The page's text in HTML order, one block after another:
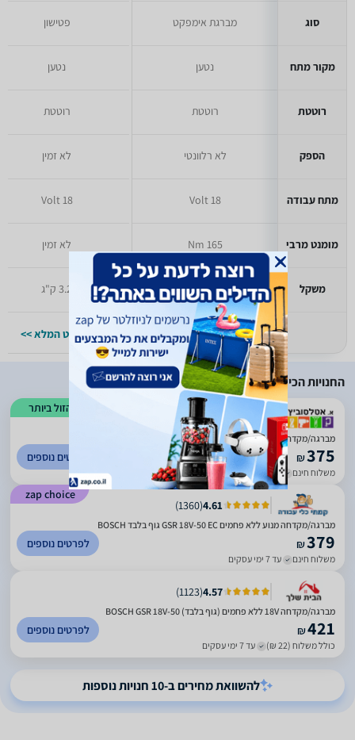
סוג
מקור מתח
רוטטת
הספק
מתח עבודה
מומנט מרבי
משקל
מברגת אימפקט
נטען
רוטטת
לא רלוונטי
18 Volt
165 Nm
1.2 ק"ג
למפרט המלא >>
פטישון
נטען
רוטטת
לא זמין
18 Volt
לא זמין
3.2 ק"ג
למפרט המלא >>
החנויות הכי זולות
הזול ביותר
5
(
220
)
מברגה/מקדחה נטענת BOSCH GSR 18V-50
₪375
משלוח חינם עד 7 ימי עסקים
לפרטים נוספים
zap choice
4.61
(
1360
)
מברגה/מקדחה מנוע ללא פחמים GSR 18V-50 EC גוף בלבד BOSCH
₪379
משלוח חינם עד 7 ימי עסקים
לפרטים נוספים
4.57
(
1123
)
מברגה/מקדחה 18V ללא פחמים (גוף בלבד) BOSCH GSR 18V-50
₪421
כולל משלוח (22 ₪) עד 7 ימי עסקים
לפרטים נוספים
להשוואת מחירים ב-10 חנויות נוספות